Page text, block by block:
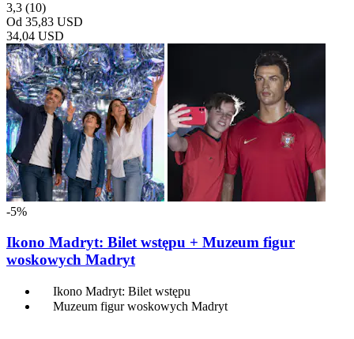
3,3 (10)
Od 35,83 USD
34,04 USD
-5%
Ikono Madryt: Bilet wstępu + Muzeum figur
woskowych Madryt
Ikono Madryt: Bilet wstępu
Muzeum figur woskowych Madryt